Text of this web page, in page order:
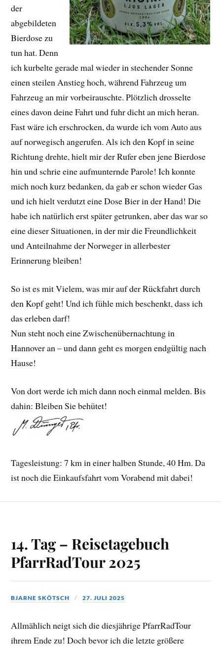
der
abgebildeten
Bierdose zu
tun hat. Denn
ich kurbelte gerade mal wieder in stechender Sonne
einen steilen Anstieg hoch, während Fahrzeug um
Fahrzeug an mir vorbeirauschte. Plötzlich drosselte
eines davon deine Fahrt und fuhr dicht an mich heran.
Fast wäre ich erschrocken, da wurde ich vom Auto aus
auf norwegisch angerufen. Als ich den Kopf in seine
Richtung drehte, hielt mir der Rufer eben jene Bierdose
hin und schrie eine aufmunternde Parole! Ich konnte
mich noch kurz bedanken, da gab er schon wieder Gas
und ich hielt verdutzt eine Dose Bier in der Hand! Die
habe ich natürlich erst später getrunken, aber das war so
eine dieser Situationen, in der mir die Freundlichkeit
und Anteilnahme der Norweger in allerbester
Erinnerung bleiben!
So ist es mit Vielem, was mir auf der Rückfahrt durch
den Kopf geht! Und ich fühle mich beschenkt, dass ich
das erleben darf!
Nun steht noch eine Zwischenübernachtung in
Hannover an – und dann geht es morgen endgültig nach
Hause!
Von dort werde ich mich dann noch einmal melden. Bis
dahin: Bleiben Sie behütet!
Tagesleistung: 7 km in einer halben Stunde, 40 Hm. Da
ist noch die Einkaufsfahrt vom Vorabend mit dabei!
14. Tag – Reisetagebuch
PfarrRadTour 2025
BJARNE SKÖTSCH 27. JULI 2025
Allmählich neigt sich die diesjährige PfarrRadTour
ihrem Ende zu! Doch bevor ich die letzte größere